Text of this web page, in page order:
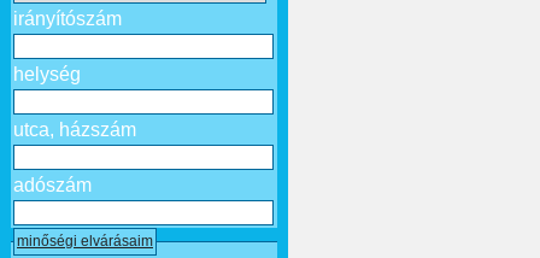
irányítószám
helység
utca, házszám
adószám
minőségi elvárásaim